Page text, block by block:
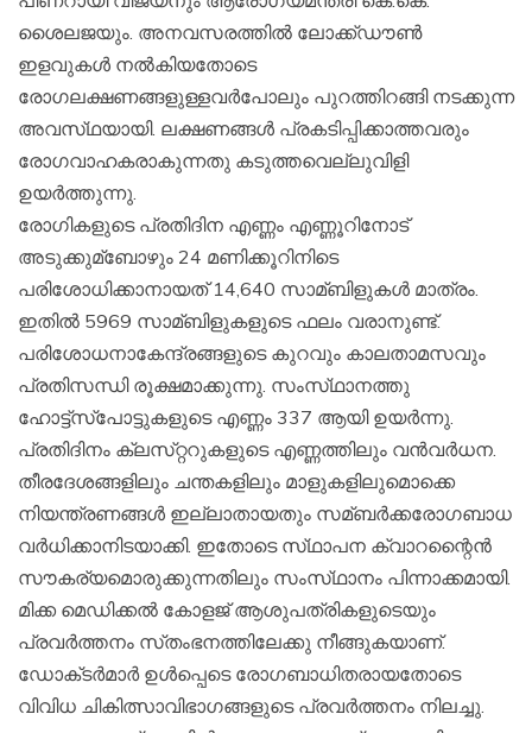
ശൈലജയും. അനവസരത്തില്‍ ലോക്ക്‌ഡൗണ്‍
ഇളവുകള്‍ നല്‍കിയതോടെ
രോഗലക്ഷണങ്ങളുള്ളവര്‍പോലും പുറത്തിറങ്ങി നടക്കുന്ന
അവസ്‌ഥയായി. ലക്ഷണങ്ങള്‍ പ്രകടിപ്പിക്കാത്തവരും
രോഗവാഹകരാകുന്നതു കടുത്തവെല്ലുവിളി
ഉയര്‍ത്തുന്നു.
രോഗികളുടെ പ്രതിദിന എണ്ണം എണ്ണൂറിനോട്‌
അടുക്കുമ്ബോഴും 24 മണിക്കൂറിനിടെ
പരിശോധിക്കാനായത്‌ 14,640 സാമ്ബിളുകള്‍ മാത്രം.
ഇതില്‍ 5969 സാമ്ബിളുകളുടെ ഫലം വരാനുണ്ട്‌.
പരിശോധനാകേന്ദ്രങ്ങളുടെ കുറവും കാലതാമസവും
പ്രതിസന്ധി രൂക്ഷമാക്കുന്നു. സംസ്‌ഥാനത്തു
ഹോട്ട്‌സ്‌പോട്ടുകളുടെ എണ്ണം 337 ആയി ഉയര്‍ന്നു.
പ്രതിദിനം ക്ലസ്‌റ്ററുകളുടെ എണ്ണത്തിലും വന്‍വര്‍ധന.
തീരദേശങ്ങളിലും ചന്തകളിലും മാളുകളിലുമൊക്കെ
നിയന്ത്രണങ്ങള്‍ ഇല്ലാതായതും സമ്ബര്‍ക്കരോഗബാധ
വര്‍ധിക്കാനിടയാക്കി. ഇതോടെ സ്‌ഥാപന ക്വാറന്റൈന്‍
സൗകര്യമൊരുക്കുന്നതിലും സംസ്‌ഥാനം പിന്നാക്കമായി.
മിക്ക മെഡിക്കല്‍ കോളജ്‌ ആശുപത്രികളുടെയും
പ്രവര്‍ത്തനം സ്‌തംഭനത്തിലേക്കു നീങ്ങുകയാണ്‌.
ഡോക്‌ടര്‍മാര്‍ ഉള്‍പ്പെടെ രോഗബാധിതരായതോടെ
വിവിധ ചികിത്സാവിഭാഗങ്ങളുടെ പ്രവര്‍ത്തനം നിലച്ചു.